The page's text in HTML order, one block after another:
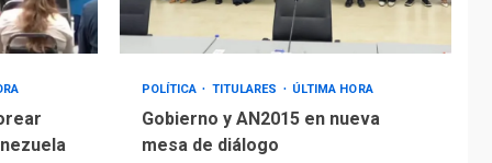
POLÍTICA TITULARES ÚLTIMA HORA
Gobierno y AN2015 en nueva
mesa de diálogo